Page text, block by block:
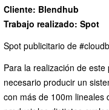
Cliente: Blendhub
Trabajo realizado: Spot
Spot publicitario de
Para la realización de
necesario producir un
con más de 100m lineales